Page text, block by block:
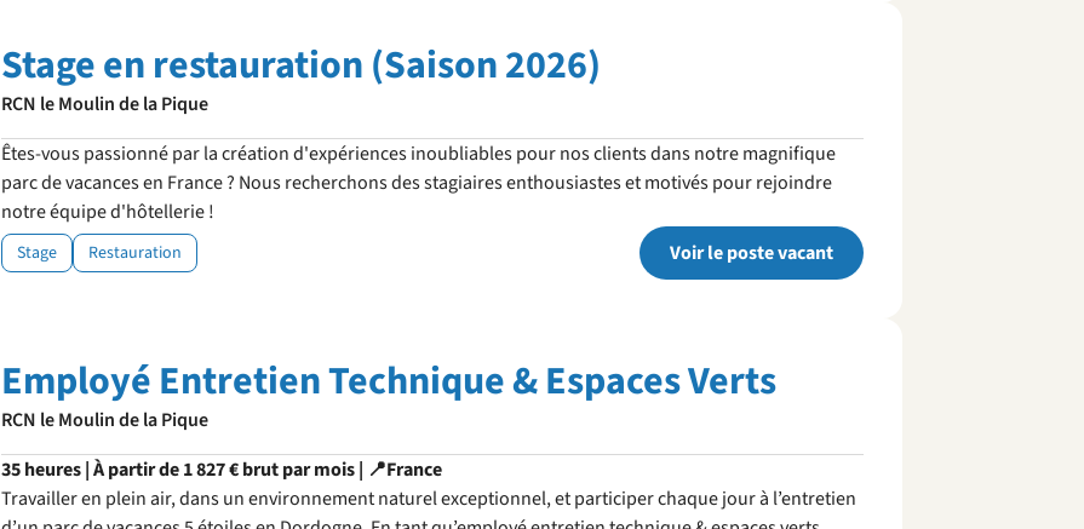
Stage en restauration (Saison 2026)
RCN le Moulin de la Pique
Êtes-vous passionné par la création d'expériences inoubliables pour nos clients dans notre magnifique
parc de vacances en France ? Nous recherchons des stagiaires enthousiastes et motivés pour rejoindre
notre équipe d'hôtellerie !
Stage Restauration Voir le poste vacant
Employé Entretien Technique & Espaces Verts
RCN le Moulin de la Pique
35 heures | À partir de 1 827 € brut par mois | 📍France
Travailler en plein air, dans un environnement naturel exceptionnel, et participer chaque jour à l’entretien